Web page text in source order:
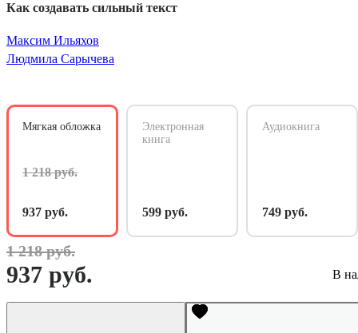
Как создавать сильный текст
Максим Ильяхов
Людмила Сарычева
Мягкая обложка
1 218 руб.
937 руб.
Электронная
книга
599 руб.
Аудиокнига
749 руб.
1 218 руб.
937 руб. В